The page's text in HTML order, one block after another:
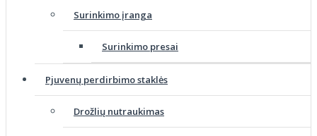
Surinkimo įranga
Surinkimo presai
Pjuvenų perdirbimo staklės
Drožlių nutraukimas